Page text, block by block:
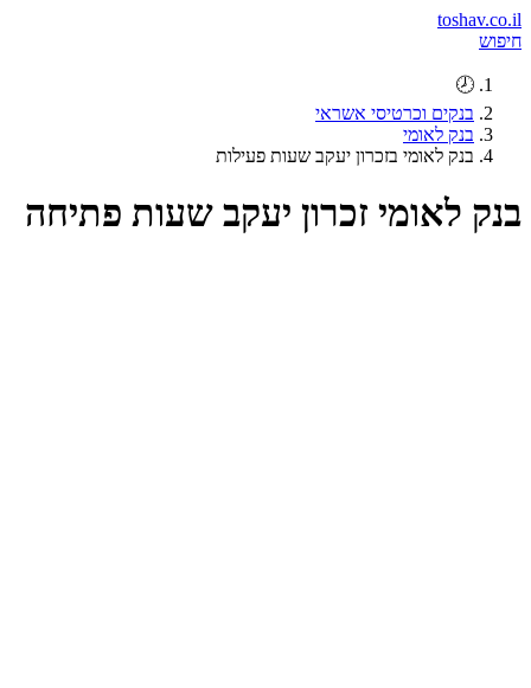
toshav.co.il
חיפוש
🕗
בנקים וכרטיסי אשראי
בנק לאומי
בנק לאומי בזכרון יעקב שעות פעילות
בנק לאומי זכרון יעקב שעות פתיחה